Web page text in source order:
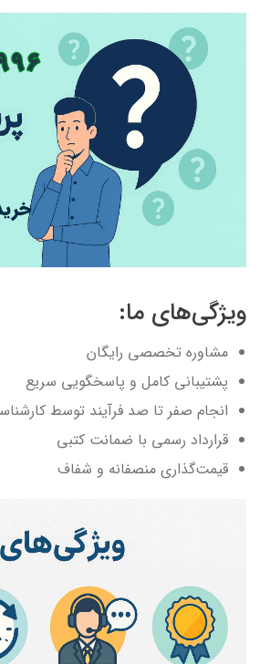
ویژگی‌های ما:
مشاوره تخصصی رایگان
پشتیبانی کامل و پاسخگویی سریع
انجام صفر تا صد فرآیند توسط
قرارداد رسمی با ضمانت کتبی
قیمت‌گذاری منصفانه و شفاف